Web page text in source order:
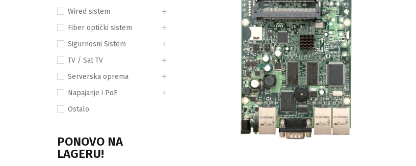
Wired sistem
Fiber optički sistem
Sigurnosni Sistem
TV / Sat TV
Serverska oprema
Napajanje i PoE
Ostalo
PONOVO NA
LAGERU!